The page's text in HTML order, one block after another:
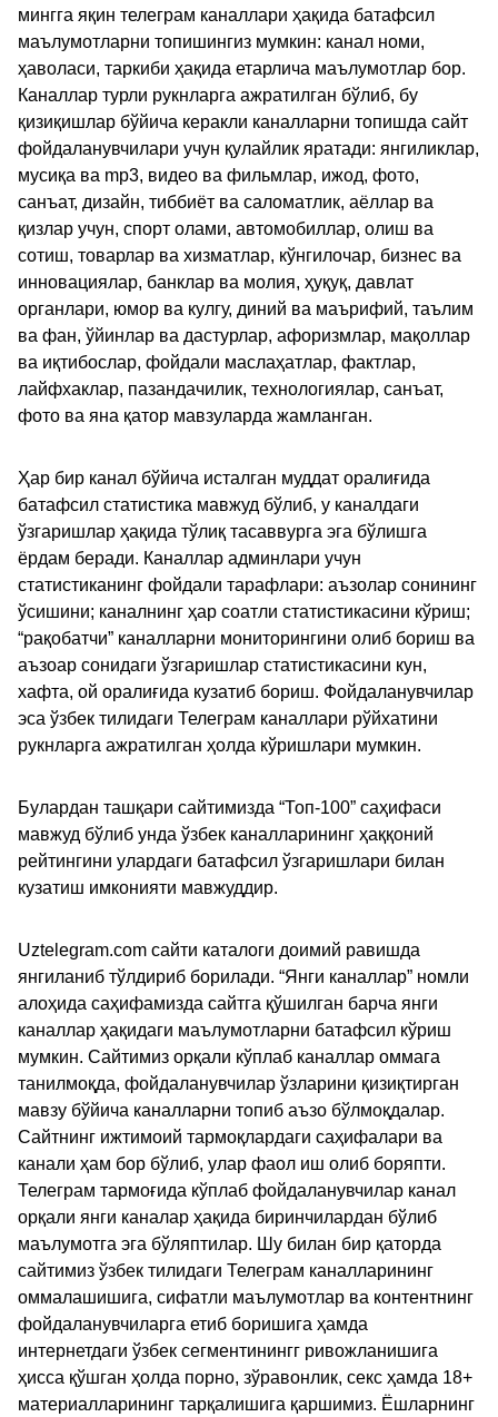
мингга яқин телеграм каналлари ҳақида батафсил
маълумотларни топишингиз мумкин: канал номи,
ҳаволаси, таркиби ҳақида етарлича маълумотлар бор.
Каналлар турли рукнларга ажратилган бўлиб, бу
қизиқишлар бўйича керакли каналларни топишда сайт
фойдаланувчилари учун қулайлик яратади: янгиликлар,
мусиқа ва mp3, видео ва фильмлар, ижод, фото,
санъат, дизайн, тиббиёт ва саломатлик, аёллар ва
қизлар учун, спорт олами, автомобиллар, олиш ва
сотиш, товарлар ва хизматлар, кўнгилочар, бизнес ва
инновациялар, банклар ва молия, ҳуқуқ, давлат
органлари, юмор ва кулгу, диний ва маърифий, таълим
ва фан, ўйинлар ва дастурлар, афоризмлар, мақоллар
ва иқтибослар, фойдали маслаҳатлар, фактлар,
лайфхаклар, пазандачилик, технологиялар, санъат,
фото ва яна қатор мавзуларда жамланган.
Ҳар бир канал бўйича исталган муддат оралиғида
батафсил статистика мавжуд бўлиб, у каналдаги
ўзгаришлар ҳақида тўлиқ тасаввурга эга бўлишга
ёрдам беради. Каналлар админлари учун
статистиканинг фойдали тарафлари: аъзолар сонининг
ўсишини; каналнинг ҳар соатли статистикасини кўриш;
“рақобатчи” каналларни мониторингини олиб бориш ва
аъзоар сонидаги ўзгаришлар статистикасини кун,
хафта, ой оралиғида кузатиб бориш. Фойдаланувчилар
эса ўзбек тилидаги Телеграм каналлари рўйхатини
рукнларга ажратилган ҳолда кўришлари мумкин.
Булардан ташқари сайтимизда “Топ-100” саҳифаси
мавжуд бўлиб унда ўзбек каналларининг ҳаққоний
рейтингини улардаги батафсил ўзгаришлари билан
кузатиш имконияти мавжуддир.
Uztelegram.com сайти каталоги доимий равишда
янгиланиб тўлдириб борилади. “Янги каналлар” номли
алоҳида саҳифамизда сайтга қўшилган барча янги
каналлар ҳақидаги маълумотларни батафсил кўриш
мумкин. Сайтимиз орқали кўплаб каналлар оммага
танилмоқда, фойдаланувчилар ўзларини қизиқтирган
мавзу бўйича каналларни топиб аъзо бўлмоқдалар.
Сайтнинг ижтимоий тармоқлардаги саҳифалари ва
канали ҳам бор бўлиб, улар фаол иш олиб боряпти.
Телеграм тармоғида кўплаб фойдаланувчилар канал
орқали янги каналар ҳақида биринчилардан бўлиб
маълумотга эга бўляптилар. Шу билан бир қаторда
сайтимиз ўзбек тилидаги Телеграм каналларининг
оммалашишига, сифатли маълумотлар ва контентнинг
фойдаланувчиларга етиб боришига ҳамда
интернетдаги ўзбек сегментинингг ривожланишига
ҳисса қўшган ҳолда порно, зўравонлик, секс ҳамда 18+
материалларининг тарқалишига қаршимиз. Ёшларнинг